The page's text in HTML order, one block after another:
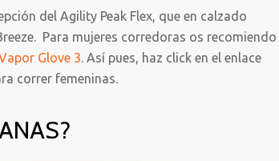
del Agility Peak Flex, que en calzado
Para mujeres corredoras os recomiendo
Glove 3. Así pues, haz click en el enlace
correr femeninas.